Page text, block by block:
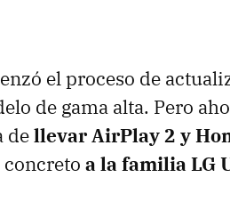
el proceso de
de gama alta. Pero
dellevar AirPlay 2 y
concreto a la familia LG